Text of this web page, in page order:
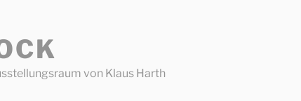
von Klaus Harth